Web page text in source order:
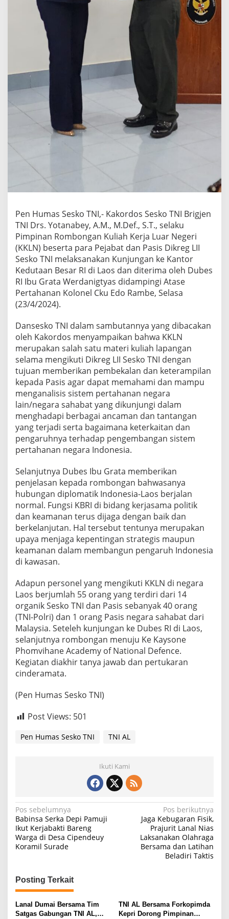
D
a
m
a
n
m
n
g
u
n
e
n
g
a
I
n
d
o
n
e
s
i
a
d
K
a
w
a
n
Pen Humas Sesko TNI,- Kakordos Sesko TNI Brigjen
TNI Drs. Yotanabey, A.M., M.Def., S.T., selaku
Pimpinan Rombongan Kuliah Kerja Luar Negeri
(KKLN) beserta para Pejabat dan Pasis Dikreg LII
Sesko TNI melaksanakan Kunjungan ke Kantor
Kedutaan Besar RI di Laos dan diterima oleh Dubes
RI Ibu Grata Werdanigtyas didampingi Atase
Pertahanan Kolonel Cku Edo Rambe, Selasa
(23/4/2024).
Dansesko TNI dalam sambutannya yang dibacakan
oleh Kakordos menyampaikan bahwa KKLN
merupakan salah satu materi kuliah lapangan
selama mengikuti Dikreg LII Sesko TNI dengan
tujuan memberikan pembekalan dan keterampilan
kepada Pasis agar dapat memahami dan mampu
menganalisis sistem pertahanan negara
lain/negara sahabat yang dikunjungi dalam
menghadapi berbagai ancaman dan tantangan
yang terjadi serta bagaimana keterkaitan dan
pengaruhnya terhadap pengembangan sistem
pertahanan negara Indonesia.
Selanjutnya Dubes Ibu Grata memberikan
penjelasan kepada rombongan bahwasanya
hubungan diplomatik Indonesia-Laos berjalan
normal. Fungsi KBRI di bidang kerjasama politik
dan keamanan terus dijaga dengan baik dan
berkelanjutan. Hal tersebut tentunya merupakan
upaya menjaga kepentingan strategis maupun
keamanan dalam membangun pengaruh Indonesia
di kawasan.
Adapun personel yang mengikuti KKLN di negara
Laos berjumlah 55 orang yang terdiri dari 14
organik Sesko TNI dan Pasis sebanyak 40 orang
(TNI-Polri) dan 1 orang Pasis negara sahabat dari
Malaysia. Seteleh kunjungan ke Dubes RI di Laos,
selanjutnya rombongan menuju Ke Kaysone
Phomvihane Academy of National Defence.
Kegiatan diakhir tanya jawab dan pertukaran
cinderamata.
(Pen Humas Sesko TNI)
Post Views: 501
Pen Humas Sesko TNI TNI AL
Ikuti Kami
N
a
v
a
s
i
Pos sebelumnya
Babinsa Serka Depi Pamuji
Ikut Kerjabakti Bareng
Warga di Desa Cipendeuy
Koramil Surade
Pos berikutnya
Jaga Kebugaran Fisik,
Prajurit Lanal Nias
Laksanakan Olahraga
Bersama dan Latihan
Beladiri Taktis
Posting Terkait
Lanal Dumai Bersama Tim
Satgas Gabungan TNI AL,
TNI AL Bersama Forkopimda
Kepri Dorong Pimpinan